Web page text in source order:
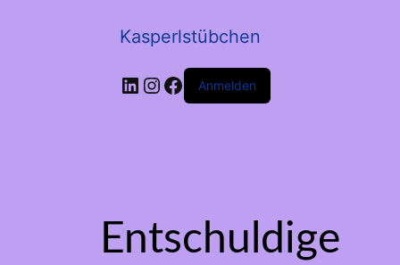
Kasperlstübchen
LinkedIn
Instagram
Facebook
Anmelden
Entschuldige